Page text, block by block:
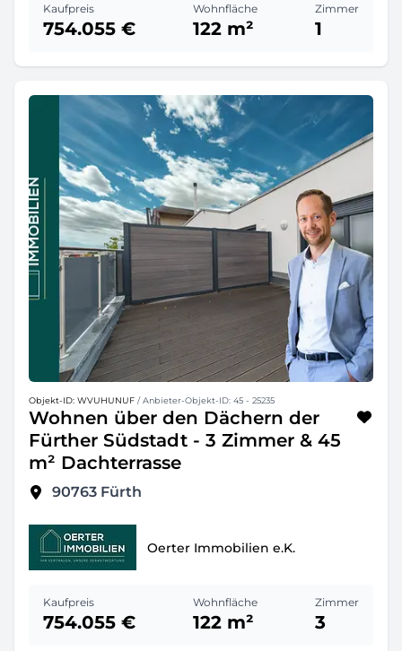
Kaufpreis
754.055 €
Wohnfläche
122 m²
Zimmer
1
Objekt-ID: WVUHUNUF / Anbieter-Objekt-ID: 45 - 25235
Wohnen über den Dächern der
Fürther Südstadt - 3 Zimmer & 45
m² Dachterrasse
90763 Fürth
Oerter Immobilien e.K.
Kaufpreis
754.055 €
Wohnfläche
122 m²
Zimmer
3